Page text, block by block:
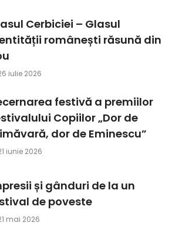
Cerbiciei – Glasul
românești răsună din
iulie 2026
festivă a premiilor
Copiilor „Dor de
dor de Eminescu”
iunie 2026
și gânduri de la un
de poveste
mai 2026